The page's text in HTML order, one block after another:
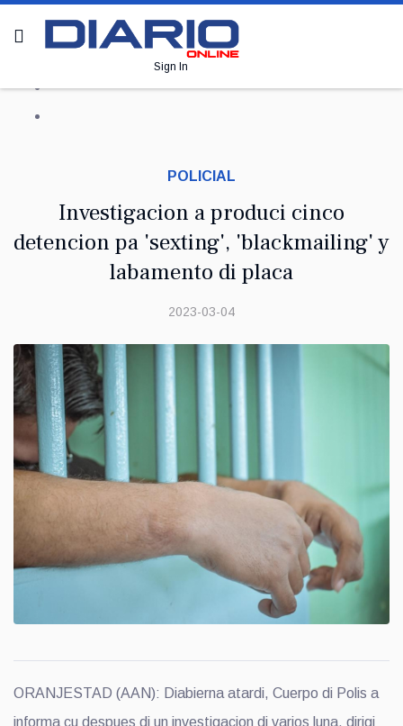
Sign In
POLICIAL
Investigacion a produci cinco
detencion pa 'sexting', 'blackmailing' y
labamento di placa
2023-03-04
ORANJESTAD (AAN): Diabierna atardi, Cuerpo di Polis a
informa cu despues di un investigacion di varios luna, dirigi